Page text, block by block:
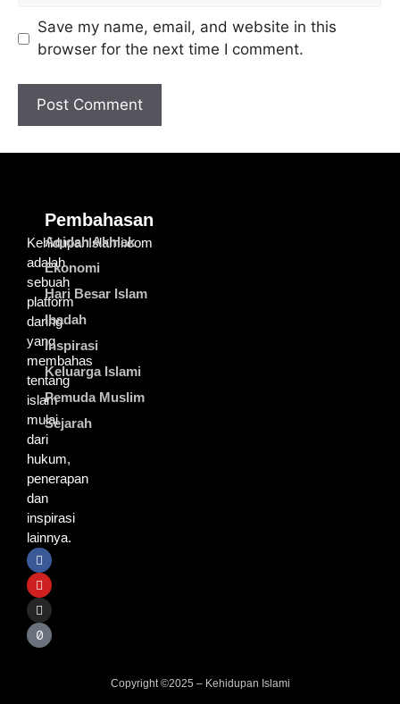
Save my name, email, and website in this
browser for the next time I comment.
KehidupanIslami.com
adalah
sebuah
platform
daring
yang
membahas
tentang
islam
mulai
dari
hukum,
penerapan
dan
inspirasi
lainnya.
Pembahasan
Aqidah Akhlak
Ekonomi
Hari Besar Islam
Ibadah
Inspirasi
Keluarga Islami
Pemuda Muslim
Sejarah
Copyright ©2025 – Kehidupan Islami